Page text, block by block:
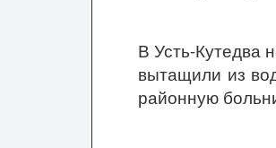
В Усть-Кутедва
вытащили из
районную